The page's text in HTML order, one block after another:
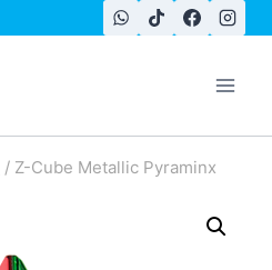
/ Z-Cube Metallic Pyraminx